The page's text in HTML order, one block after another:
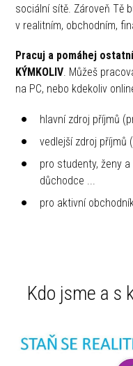
sociální sítě. Zároveň Tě
v realitním, obchodním,
Pracuj a pomáhej
KÝMKOLIV. Můžeš
na PC, nebo kdekoliv
hlavní zdroj příjmů
vedlejší zdroj příjmů
pro studenty, ženy
důchodce ...
pro aktivní
Kdo jsme a s